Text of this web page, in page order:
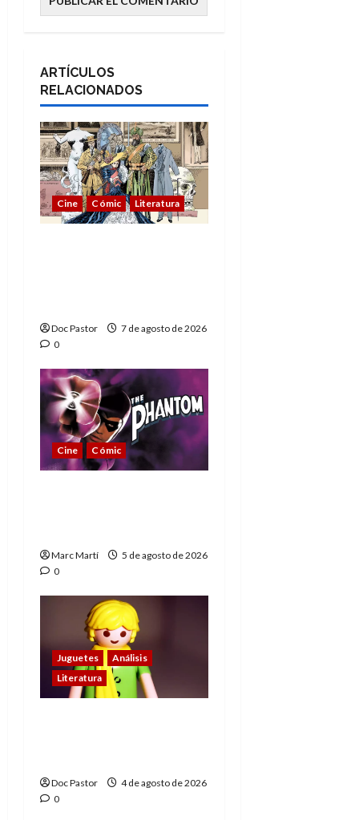
ARTÍCULOS
RELACIONADOS
Cine Cómic Literatura
Doc Pastor
7 de agosto de 2026
0
Cine Cómic
Marc Martí
5 de agosto de 2026
0
Juguetes
Análisis
Literatura
Doc Pastor
4 de agosto de 2026
0